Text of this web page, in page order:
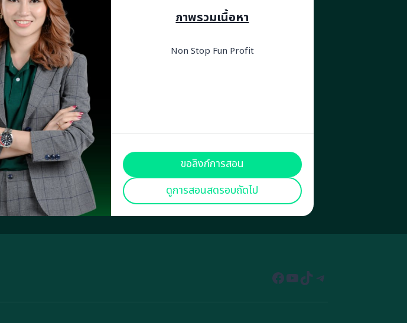
ภาพรวมเนื้อหา
Non Stop Fun Profit
ขอลิงก์การสอน
ดูการสอนสดรอบถัดไป
Facebook
YouTube
TikTokTelegram